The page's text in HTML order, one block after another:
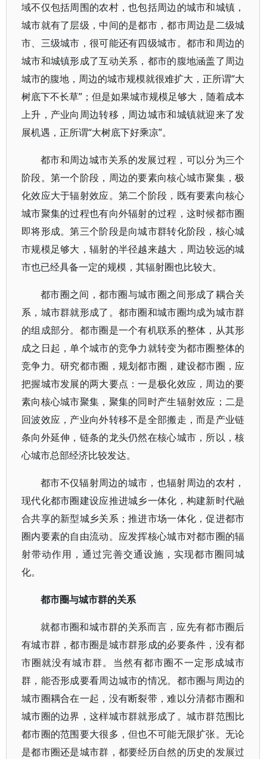
域不仅包括周围的农村，也包括周边的城市和城镇，
城市就有了层级，中间的是都市，都市周边是二级城
市、三级城市，很可能还有四级城市。都市和周边的
城市和城镇形成了互动关系，都市的腹地涵盖了周边
城市的腹地，周边的城市规模就很难扩大，正所谓“大
树底下不长草”；但是如果城市规模足够大，随着成本
上升，产业向周边转移，周边城市和城镇就迎来了发
展机遇，正所谓“大树底下好乘凉”。
都市和周边城市关系的发展过程，可以分为三个
阶段。第一个阶段，周边的要素向核心城市聚集，极
化效应大于辐射效应。第二个阶段，既有要素向核心
城市聚集的过程也有向外辐射的过程，这时候都市圈
即将形成。第三个阶段是向城市群转化阶段，核心城
市规模足够大，辐射的半径越来越大，周边较远的城
市也已经具备一定的规模，其辐射圈也比较大。
都市圈之间，都市圈与城市圈之间形成了耦合关
系，城市群就形成了。都市圈和城市圈均成为城市群
的组成部分。都市圈是一个有机联系的整体，从其形
成之日起，单个城市的竞争力就转变为都市圈整体的
竞争力。研究都市圈，规划都市圈，建设都市圈，应
把握城市发展的两大要点：一是极化效应，周边的要
素向核心城市聚集，聚集的同时产生辐射效应；二是
回波效应，产业向外转移不是全部搬走，而是产业链
条向外延伸，链条的龙头仍然在核心城市，所以，核
心城市总部经济比较发达。
都市不仅辐射周边的城市，也辐射周边的农村，
现代化都市圈建设应推进城乡一体化，构建新时代融
合共享的新型城乡关系；推进市场一体化，促进都市
圈内要素的自由流动。应发挥核心城市对都市圈的辐
射带动作用，通过完善交通设施，实现都市圈同城
化。
都市圈与城市群的关系
就都市圈和城市群的关系而言，应先有都市圈后
有城市群，都市圈是城市群形成的必要条件，没有都
市圈就没有城市群。当然有都市圈不一定形成城市
群，能否形成要看周边城市的情况。都市圈与周边的
城市圈耦合在一起，没有断裂带，难以分清都市圈和
城市圈的边界，这样城市群就形成了。城市群范围比
都市圈的范围要大很多，但也不可能无限扩张。无论
是都市圈还是城市群，都要经历自然的历史的发展过